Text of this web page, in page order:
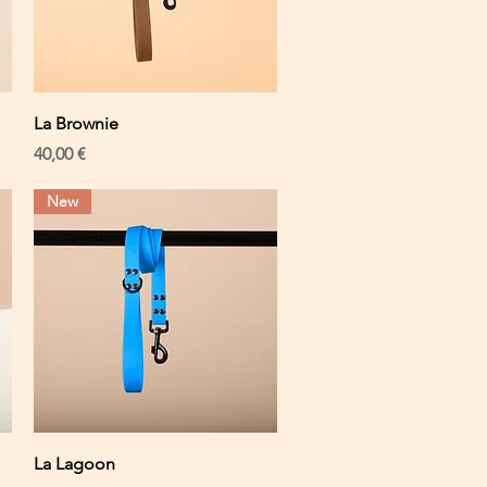
Schnellansicht
La Brownie
Preis
40,00 €
Schnellansicht
New
La Lagoon